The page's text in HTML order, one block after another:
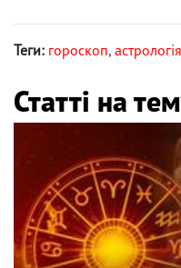
Теги: гороскоп, астрологія
Статті на